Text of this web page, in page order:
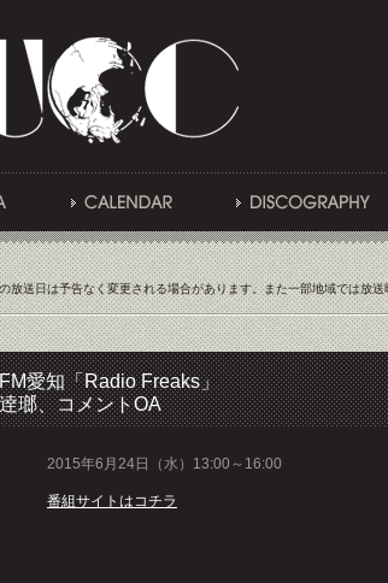
放送日は予告なく変更される場合があります。また一部地域では放
FM愛知「Radio Freaks」
逹瑯、コメントOA
2015年6月24日（水）13:00～16:00
番組サイトはコチラ